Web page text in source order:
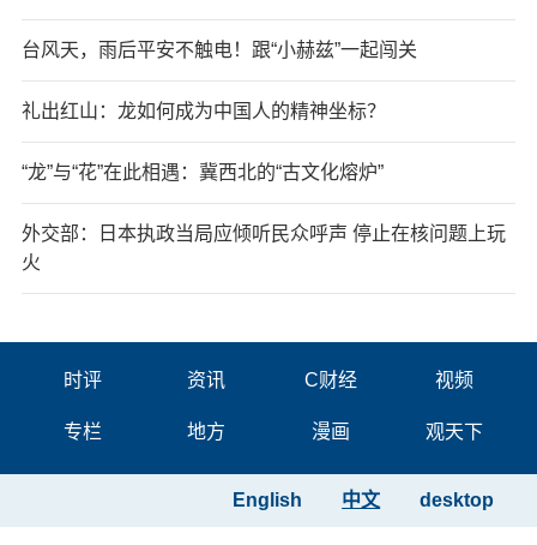
台风天，雨后平安不触电！跟“小赫兹”一起闯关
礼出红山：龙如何成为中国人的精神坐标？
“龙”与“花”在此相遇：冀西北的“古文化熔炉”
外交部：日本执政当局应倾听民众呼声 停止在核问题上玩
火
时评 资讯 C财经 视频
专栏 地方 漫画 观天下
desktop
中文
English